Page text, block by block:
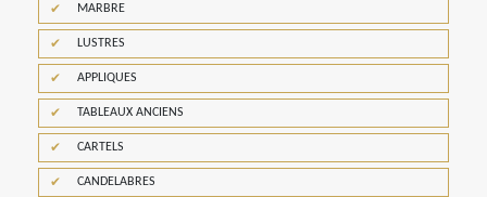
MARBRE
LUSTRES
APPLIQUES
TABLEAUX ANCIENS
CARTELS
CANDELABRES